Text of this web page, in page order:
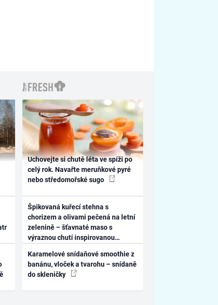
Uchovejte si chutě léta ve spíži po
celý rok. Navařte meruňkové pyré
nebo středomořské sugo
Špikovaná kuřecí stehna s
chorizem a olivami pečená na letní
zelenině – šťavnaté maso s
výraznou chutí inspirovanou
Karamelové snídaňové smoothie z
banánu, vloček a tvarohu – snídaně
do skleničky